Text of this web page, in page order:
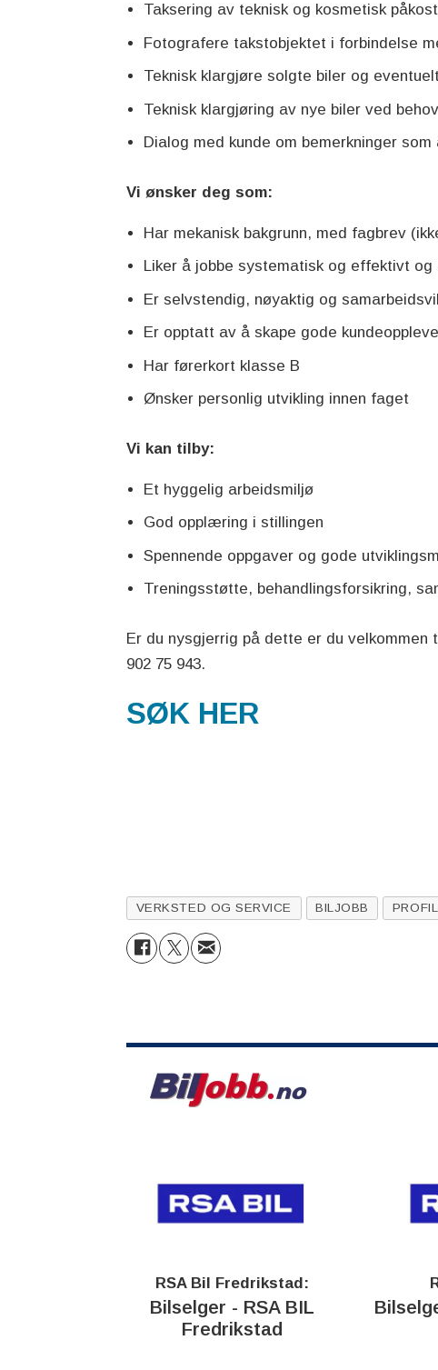
Taksering av teknisk og kosmetisk
Fotografere takstobjektet i forbindelse
Teknisk klargjøre solgte biler og
Teknisk klargjøring av nye biler ved behov
Dialog med kunde om bemerkninger
Vi ønsker deg som:
Har mekanisk bakgrunn, med fagbrev
Liker å jobbe systematisk og effektivt
Er selvstendig, nøyaktig og
Er opptatt av å skape gode
Har førerkort klasse B
Ønsker personlig utvikling innen faget
Vi kan tilby:
Et hyggelig arbeidsmiljø
God opplæring i stillingen
Spennende oppgaver og gode
Treningsstøtte, behandlingsforsikring,
Er du nysgjerrig på dette er du
902 75 943.
SØK HER
VERKSTED OG SERVICE BILJOBB
RSA Bil Fredrikstad:
Bilselger - RSA BIL
Fredrikstad